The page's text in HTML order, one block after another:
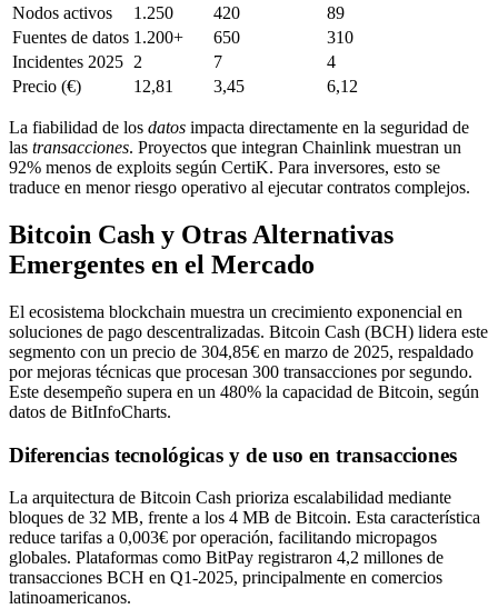
Nodos activos
1.250 420
89
Fuentes de datos 1.200+ 650
310
Incidentes 2025 2 7
4
Precio (€)
12,81 3,45 6,12
La fiabilidad de los datos impacta directamente en la seguridad de
las transacciones. Proyectos que integran Chainlink muestran un
92% menos de exploits según CertiK. Para inversores, esto se
traduce en menor riesgo operativo al ejecutar contratos complejos.
Bitcoin Cash y Otras Alternativas
Emergentes en el Mercado
El ecosistema blockchain muestra un crecimiento exponencial en
soluciones de pago descentralizadas. Bitcoin Cash (BCH) lidera este
segmento con un precio de 304,85€ en marzo de 2025, respaldado
por mejoras técnicas que procesan 300 transacciones por segundo.
Este desempeño supera en un 480% la capacidad de Bitcoin, según
datos de BitInfoCharts.
Diferencias tecnológicas y de uso en transacciones
La arquitectura de Bitcoin Cash prioriza escalabilidad mediante
bloques de 32 MB, frente a los 4 MB de Bitcoin. Esta característica
reduce tarifas a 0,003€ por operación, facilitando micropagos
globales. Plataformas como BitPay registraron 4,2 millones de
transacciones BCH en Q1-2025, principalmente en comercios
latinoamericanos.